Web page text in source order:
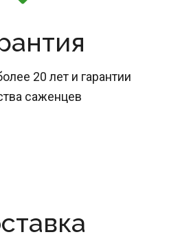
20 лет и гарантии
саженцев